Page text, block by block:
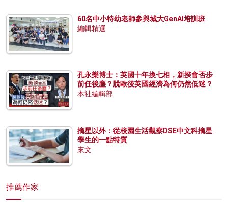
60名中小特幼老師參與城大GenAI培訓班
編輯精選
孔永樂博士：英國十年換七相，新揆會否步
前任後塵？脫歐後英國經濟為何仍然低迷？
本社編輯部
摘星以外：從校園生活觀察DSE中文科摘星
學生的一點特質
來文
推薦作家